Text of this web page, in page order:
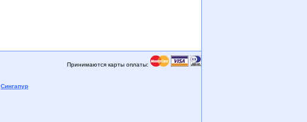
Принимаются карты оплаты:
Сингапур